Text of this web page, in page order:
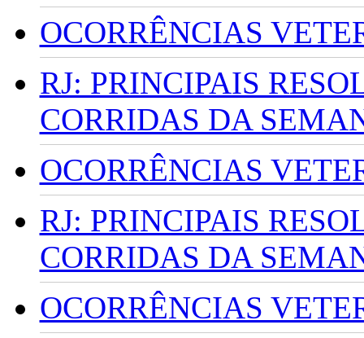
OCORRÊNCIAS
RJ: PRINCIPAIS
CORRIDAS DA
OCORRÊNCIAS
RJ: PRINCIPAIS
CORRIDAS DA
OCORRÊNCIAS